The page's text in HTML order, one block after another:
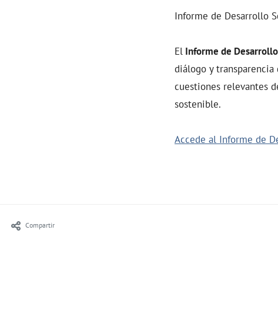
Informe de Desarrollo
El Informe de
diálogo y transparencia
cuestiones relevantes
sostenible.
Accede al Informe de
Compartir